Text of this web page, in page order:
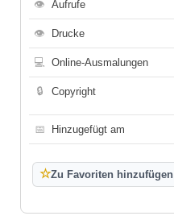
👁 Aufrufe
👁 Drucke
💻 Online-Ausmalungen
🔒 Copyright
📅 Hinzugefügt am
☆Zu Favoriten hinzufügen